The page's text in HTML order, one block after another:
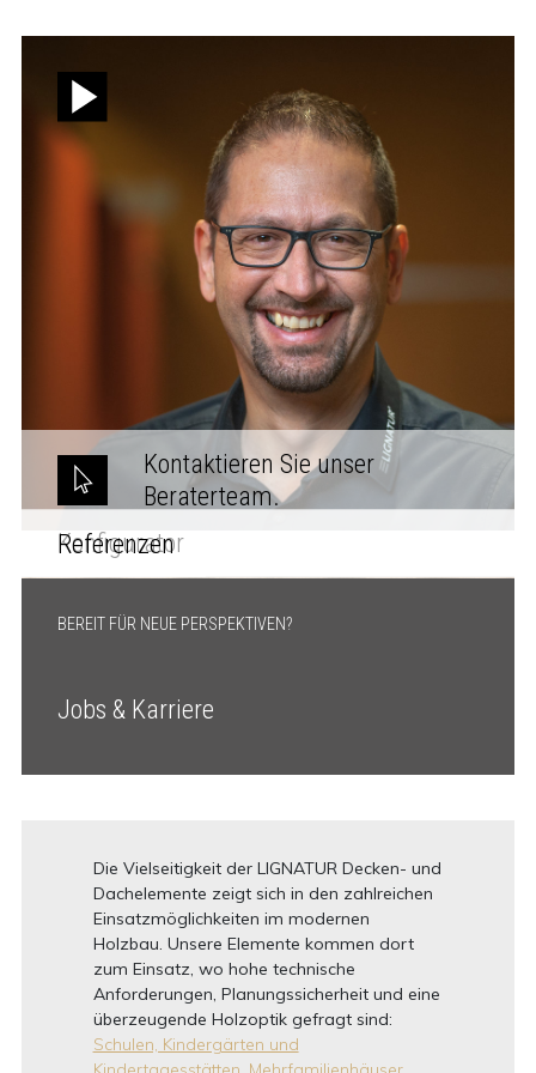
Kontaktieren Sie unser
Beraterteam.
Konfigurator
Referenzen
BEREIT FÜR NEUE PERSPEKTIVEN?
Jobs & Karriere
Die Vielseitigkeit der LIGNATUR Decken- und
Dachelemente zeigt sich in den zahlreichen
Einsatzmöglichkeiten im modernen
Holzbau. Unsere Elemente kommen dort
zum Einsatz, wo hohe technische
Anforderungen, Planungssicherheit und eine
überzeugende Holzoptik gefragt sind:
Schulen, Kindergärten und